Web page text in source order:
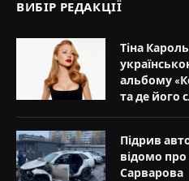
ВИБІР РЕДАКЦІЇ
Тіна
альбому
та де його
Підрив
відомо про
Сарварова